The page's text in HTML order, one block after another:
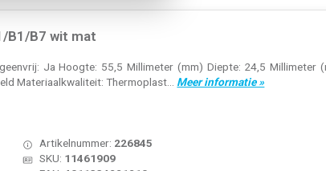
B1/B7 wit mat
Ja Hoogte: 55,5 Millimeter (mm) Diepte: 24,5 Millimeter
Materiaalkwaliteit: Thermoplast... Meer informatie »
Artikelnummer: 226845
SKU: 11461909